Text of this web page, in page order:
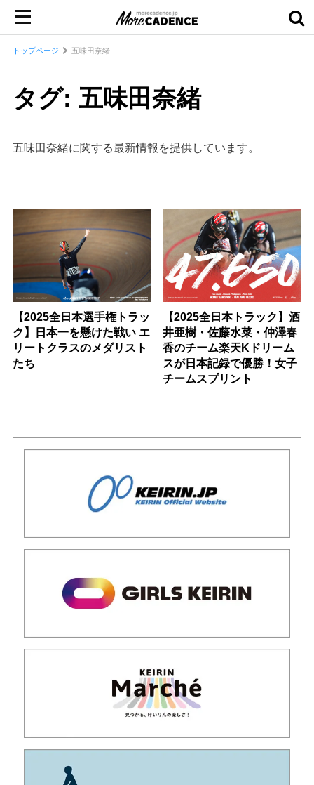
トップページ 五味田奈緒
タグ: 五味田奈緒
五味田奈緒に関する最新情報を提供しています。
【2025全日本選手権トラッ
ク】日本一を懸けた戦い エ
リートクラスのメダリスト
たち
【2025全日本トラック】酒
井亜樹・佐藤水菜・仲澤春
香のチーム楽天Kドリーム
スが日本記録で優勝！女子
チームスプリント